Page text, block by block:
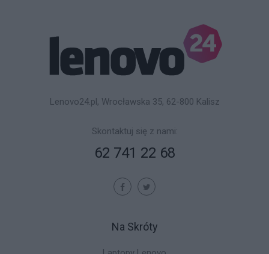
Lenovo24.pl, Wrocławska 35, 62-800 Kalisz
Skontaktuj się z nami:
62 741 22 68
Na Skróty